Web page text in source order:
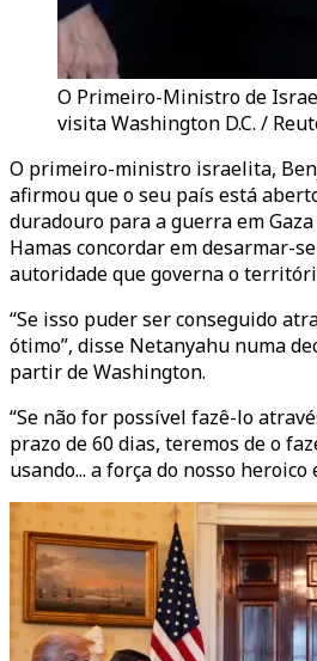
O Primeiro-Ministro de
visita Washington D.C. /
O primeiro-ministro israelita,
afirmou que o seu país está
duradouro para a guerra em
Hamas concordar em desarmar-
autoridade que governa o
“Se isso puder ser conseguido
ótimo”, disse Netanyahu numa
partir de Washington.
“Se não for possível fazê-lo
prazo de 60 dias, teremos de o
usando... a força do nosso heroico